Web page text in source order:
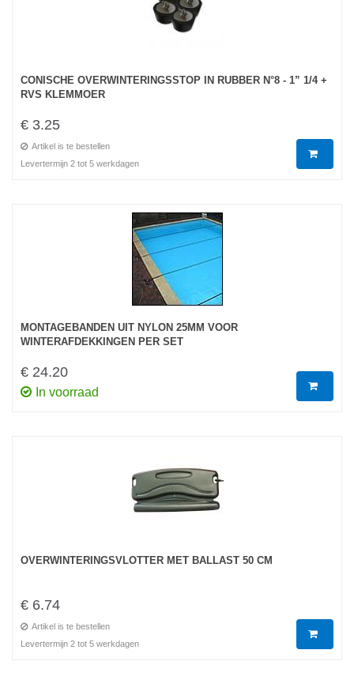
CONISCHE OVERWINTERINGSSTOP IN RUBBER N°8 - 1” 1/4 +
RVS KLEMMOER
€ 3.25
Artikel is te bestellen
Levertermijn 2 tot 5 werkdagen
MONTAGEBANDEN UIT NYLON 25MM VOOR
WINTERAFDEKKINGEN PER SET
€ 24.20
In voorraad
OVERWINTERINGSVLOTTER MET BALLAST 50 CM
€ 6.74
Artikel is te bestellen
Levertermijn 2 tot 5 werkdagen